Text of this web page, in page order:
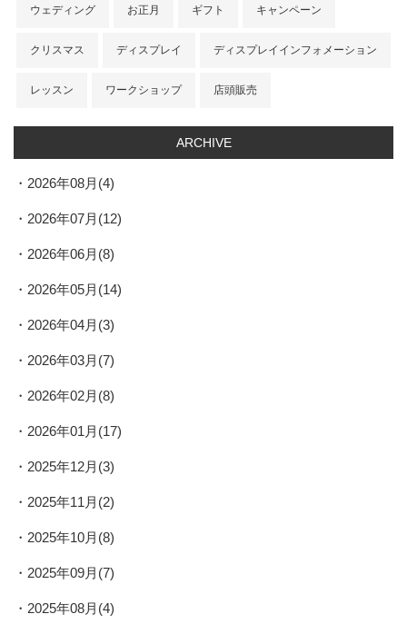
ウェディング お正月 ギフト キャンペーン
クリスマス ディスプレイ ディスプレイインフォメーション
レッスン ワークショップ 店頭販売
ARCHIVE
2026年08月(4)
2026年07月(12)
2026年06月(8)
2026年05月(14)
2026年04月(3)
2026年03月(7)
2026年02月(8)
2026年01月(17)
2025年12月(3)
2025年11月(2)
2025年10月(8)
2025年09月(7)
2025年08月(4)